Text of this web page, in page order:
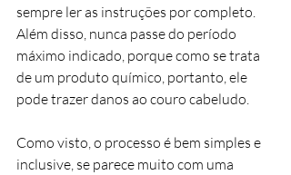
sempre ler as instruções por completo.
Além disso, nunca passe do período
máximo indicado, porque como se trata
de um produto químico, portanto, ele
pode trazer danos ao couro cabeludo.
Como visto, o processo é bem simples e
inclusive, se parece muito com uma